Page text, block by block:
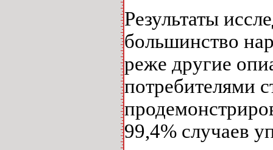
Результаты
большинство
реже другие
потребителями
99,4% случаев